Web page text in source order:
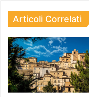
Articoli Correlati